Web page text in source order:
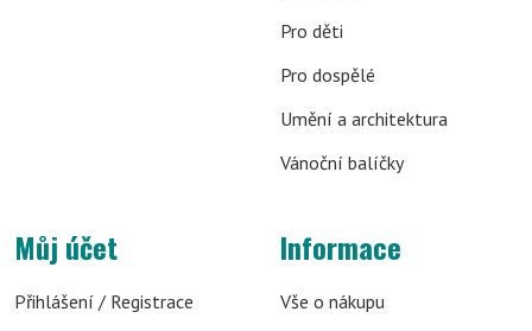
Pro děti
Pro dospělé
Umění a architektura
Vánoční balíčky
Můj účet
Přihlášení / Registrace
Informace
Vše o nákupu